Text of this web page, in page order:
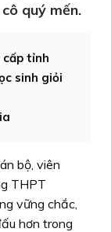
quý mến.
cấp tỉnh
sinh giỏi
bộ, viên
THPT
vững chắc,
hơn trong